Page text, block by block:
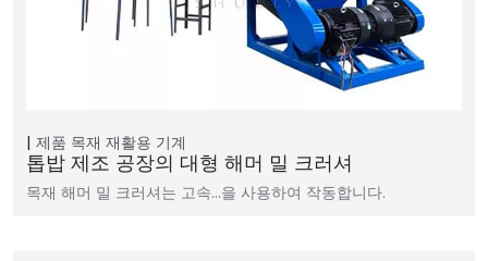
제품 목재 재활용 기계
톱밥 제조 공장의 대형 해머 밀 크러셔
목재 해머 밀 크러셔는 고속…을 사용하여 작동합니다.